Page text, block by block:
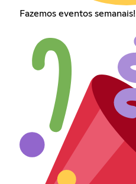
Fazemos eventos semanais!